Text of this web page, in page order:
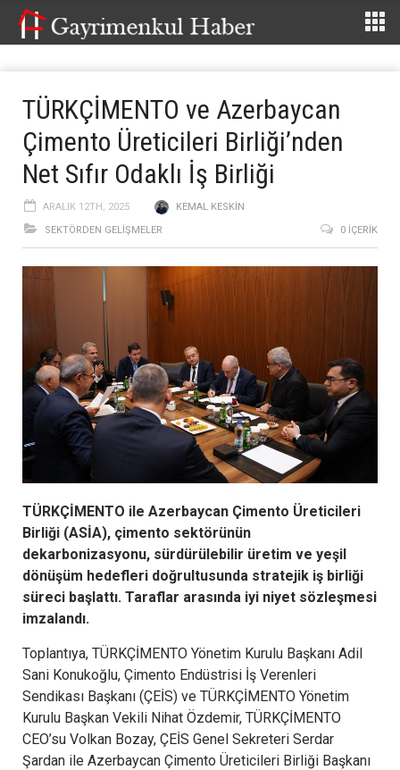
TÜRKÇİMENTO ve Azerbaycan
Çimento Üreticileri Birliği’nden
Net Sıfır Odaklı İş Birliği
ARALIK 12TH, 2025
KEMAL KESKIN
SEKTÖRDEN GELIŞMELER
0 İÇERIK
TÜRKÇİMENTO ile Azerbaycan Çimento Üreticileri
Birliği (ASİA), çimento sektörünün
dekarbonizasyonu, sürdürülebilir üretim ve yeşil
dönüşüm hedefleri doğrultusunda stratejik iş birliği
süreci başlattı. Taraflar arasında iyi niyet sözleşmesi
imzalandı.
Toplantıya, TÜRKÇİMENTO Yönetim Kurulu Başkanı Adil
Sani Konukoğlu, Çimento Endüstrisi İş Verenleri
Sendikası Başkanı (ÇEİS) ve TÜRKÇİMENTO Yönetim
Kurulu Başkan Vekili Nihat Özdemir, TÜRKÇİMENTO
CEO’su Volkan Bozay, ÇEİS Genel Sekreteri Serdar
Şardan ile Azerbaycan Çimento Üreticileri Birliği Başkanı